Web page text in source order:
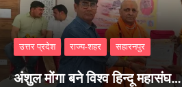
उत्तर प्रदेश राज्य-शहर सहारनपुर
अंशुल मोंगा बने विश्व हिन्दू महासंघ…